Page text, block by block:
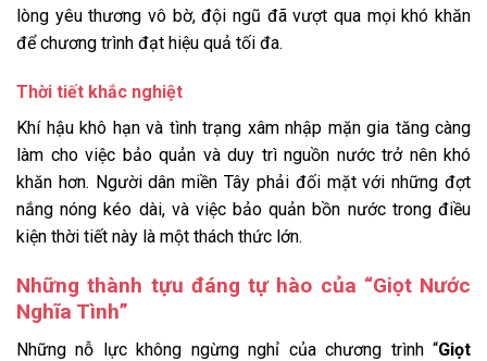
lòng yêu thương vô bờ, đội ngũ đã vượt qua mọi khó khăn
để chương trình đạt hiệu quả tối đa.
Thời tiết khắc nghiệt
Khí hậu khô hạn và tình trạng xâm nhập mặn gia tăng càng
làm cho việc bảo quản và duy trì nguồn nước trở nên khó
khăn hơn. Người dân miền Tây phải đối mặt với những đợt
nắng nóng kéo dài, và việc bảo quản bồn nước trong điều
kiện thời tiết này là một thách thức lớn.
Những thành tựu đáng tự hào của “Giọt Nước
Nghĩa Tình”
Những nỗ lực không ngừng nghỉ của chương trình “Giọt